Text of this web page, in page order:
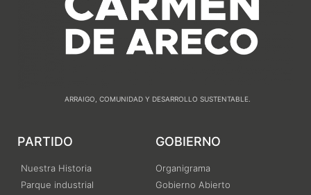
ARRAIGO, COMUNIDAD Y DESARROLLO SUSTENTABLE.
PARTIDO
Nuestra Historia
Parque industrial
GOBIERNO
Organigrama
Gobierno Abierto